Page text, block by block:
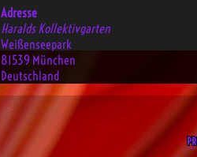
Adresse
Haralds Kollektivgarten
Weißenseepark
81539 München
Deutschland